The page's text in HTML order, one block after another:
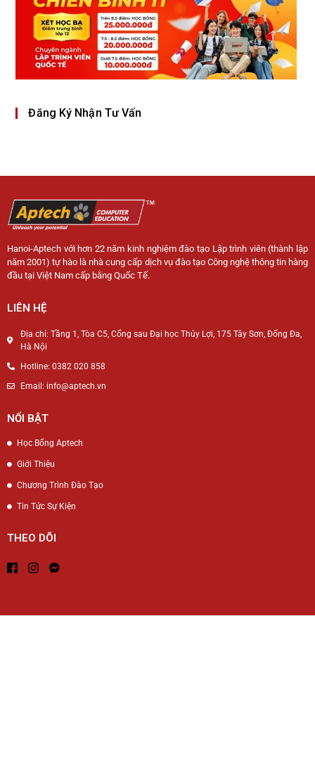
Đăng Ký Nhận Tư Vấn
Hanoi-Aptech với hơn 22 năm kinh nghiệm đào tạo Lập trình viên (thành lập
năm 2001) tự hào là nhà cung cấp dịch vụ đào tạo Công nghệ thông tin hàng
đầu tại Việt Nam cấp bằng Quốc Tế.
LIÊN HỆ
Địa chỉ: Tầng 1, Tòa C5, Cổng sau Đại học Thủy Lợi, 175 Tây Sơn, Đống Đa,
Hà Nội
Hotline: 0382 020 858
Email: info@aptech.vn
NỔI BẬT
Học Bổng Aptech
Giới Thiệu
Chương Trình Đào Tạo
Tin Tức Sự Kiện
THEO DÕI